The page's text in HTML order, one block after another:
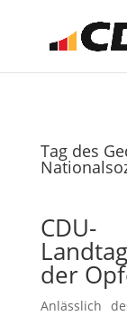
Tag des
CDU-
der
Anlässlich